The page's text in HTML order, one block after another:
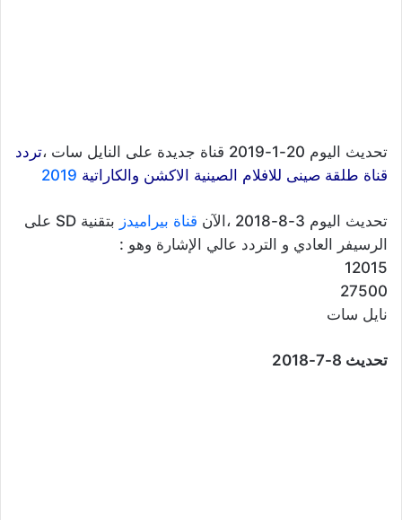
تحديث اليوم 20-1-2019 قناة جديدة على النايل سات ، تردد
قناة طلقة صينى للافلام الصينية الاكشن والكاراتية
تحديث اليوم 3-8-2018 ،الآن قناة بيراميدز
بتقنية SD على
الرسيفر العادي و التردد عالي الإشارة وهو :
12015
27500
نايل سات
تحديث 8-7-2018